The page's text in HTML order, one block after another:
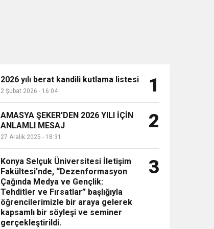
2026 yılı berat kandili kutlama listesi
2 Şubat 2026 - 16:04 1
AMASYA ŞEKER’DEN 2026 YILI İÇİN
ANLAMLI MESAJ
27 Aralık 2025 - 18:31
2
Konya Selçuk Üniversitesi İletişim
Fakültesi’nde, “Dezenformasyon
Çağında Medya ve Gençlik:
Tehditler ve Fırsatlar” başlığıyla
öğrencilerimizle bir araya gelerek
kapsamlı bir söyleşi ve seminer
gerçekleştirildi.
3